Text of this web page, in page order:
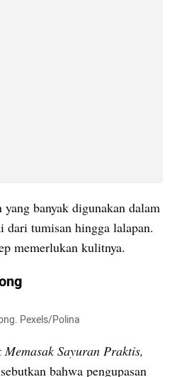
yang banyak digunakan dalam
dari tumisan hingga lalapan.
memerlukan kulitnya.
Pexels/Polina ⠀
bahwa pengupasan